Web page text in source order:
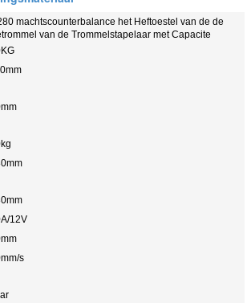
machtscounterbalance het Heftoestel van de de
van de Trommelstapelaar met Capacite
12V
s